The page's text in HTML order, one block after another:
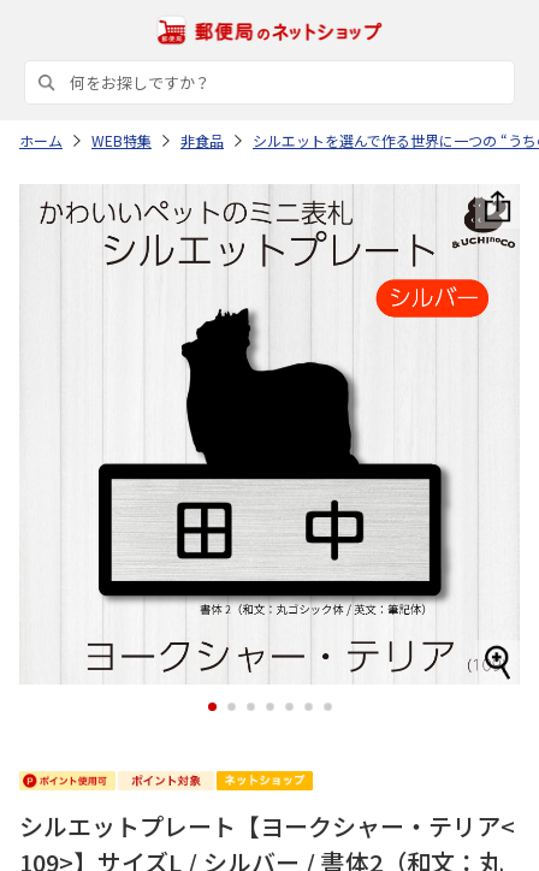
ホーム WEB特集 非食品 シルエットを選んで作る世界に一つの “う
1 2 3 4 5 6 7
シルエットプレート【ヨークシャー・テリア<
109>】サイズL / シルバー / 書体2（和文：丸